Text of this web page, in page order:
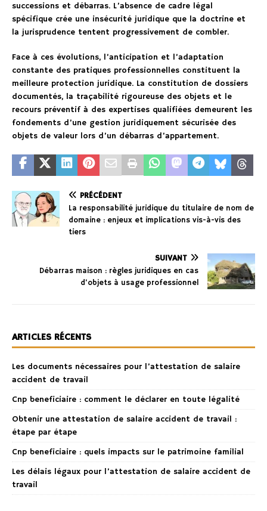
successions et débarras. L’absence de cadre légal
spécifique crée une insécurité juridique que la doctrine et
la jurisprudence tentent progressivement de combler.
Face à ces évolutions, l’anticipation et l’adaptation
constante des pratiques professionnelles constituent la
meilleure protection juridique. La constitution de dossiers
documentés, la traçabilité rigoureuse des objets et le
recours préventif à des expertises qualifiées demeurent les
fondements d’une gestion juridiquement sécurisée des
objets de valeur lors d’un débarras d’appartement.
PRÉCÉDENT
La responsabilité juridique du titulaire de nom de
domaine : enjeux et implications vis-à-vis des
tiers
SUIVANT
Débarras maison : règles juridiques en cas
d’objets à usage professionnel
ARTICLES RÉCENTS
Les documents nécessaires pour l’attestation de salaire
accident de travail
Cnp beneficiaire : comment le déclarer en toute légalité
Obtenir une attestation de salaire accident de travail :
étape par étape
Cnp beneficiaire : quels impacts sur le patrimoine familial
Les délais légaux pour l’attestation de salaire accident de
travail